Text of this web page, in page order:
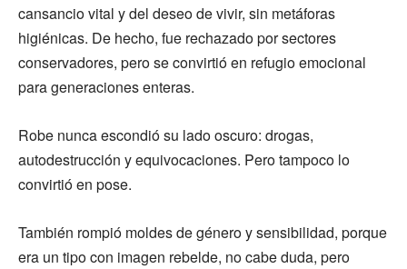
cansancio vital y del deseo de vivir, sin metáforas
higiénicas. De hecho, fue rechazado por sectores
conservadores, pero se convirtió en refugio emocional
para generaciones enteras.
Robe nunca escondió su lado oscuro: drogas,
autodestrucción y equivocaciones. Pero tampoco lo
convirtió en pose.
También rompió moldes de género y sensibilidad, porque
era un tipo con imagen rebelde, no cabe duda, pero